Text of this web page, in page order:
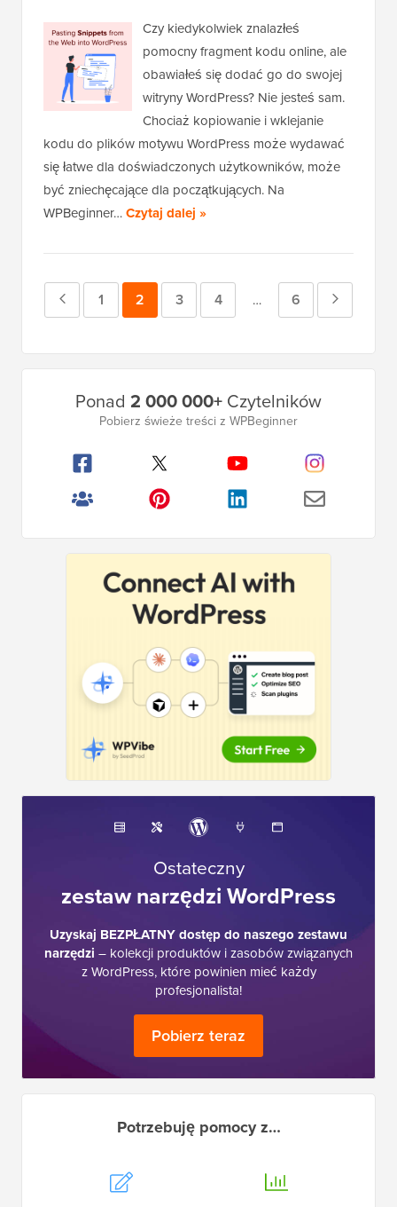
Czy kiedykolwiek znalazłeś
pomocny fragment kodu online, ale
obawiałeś się dodać go do swojej
witryny WordPress? Nie jesteś sam.
Chociaż kopiowanie i wklejanie
kodu do plików motywu WordPress może wydawać
się łatwe dla doświadczonych użytkowników, może
być zniechęcające dla początkujących. Na
WPBeginner…Czytaj dalej »
Poprzednia
Strona
1 Strona
2 Strona
3 Strona
4
Strony
tymczasowe
… Strona
6
Ponad 2 000 000+ Czytelników
Pobierz świeże treści z WPBeginner
Ostateczny
zestaw narzędzi WordPress
Uzyskaj BEZPŁATNY dostęp do naszego zestawu
narzędzi – kolekcji produktów i zasobów związanych
z WordPress, które powinien mieć każdy
profesjonalista!
Pobierz teraz
Potrzebuję pomocy z…